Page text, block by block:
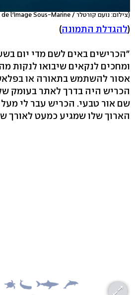
(צילום: נועם קורטלר / Festival Mondial de l'Image Sous-Marine)
(להגדלת התמונה)
"הכרישים באים לשם מדי יום
ומחכים לנקאים שיבואו לנקות
אסור להשתמש בתאורה או
שם אור טבעי. הכריש עבר לי
הארוך שלו שמגיע כמעט לאורך